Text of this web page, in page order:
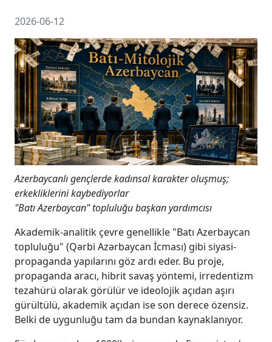
kazanıyor?
2026-06-12
Azerbaycanlı gençlerde kadınsal karakter oluşmuş;
erkekliklerini kaybediyorlar
"Batı Azerbaycan" topluluğu başkan yardımcısı
Akademik-analitik çevre genellikle "Batı Azerbaycan
topluluğu" (Qərbi Azərbaycan İcması) gibi siyasi-
propaganda yapılarını göz ardı eder. Bu proje,
propaganda aracı, hibrit savaş yöntemi, irredentizm
tezahürü olarak görülür ve ideolojik açıdan aşırı
gürültülü, akademik açıdan ise son derece özensiz.
Belki de uygunluğu tam da bundan kaynaklanıyor.